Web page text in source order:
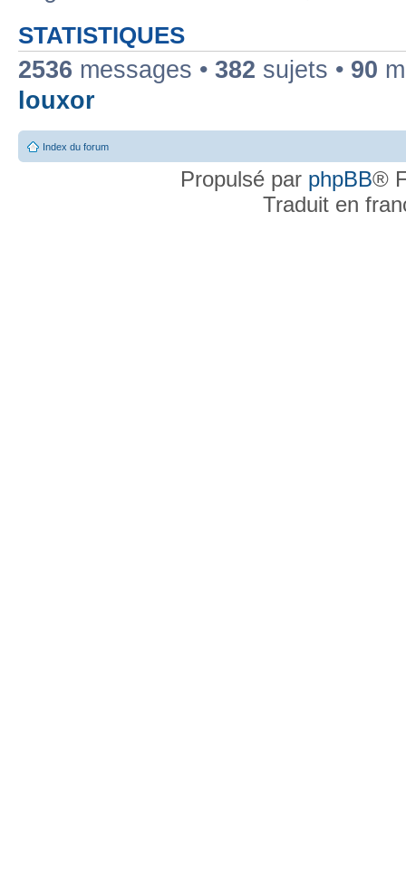
STATISTIQUES
2536 messages • 382 sujets • 90
louxor
Index du forum
Propulsé par phpBB®
Traduit en